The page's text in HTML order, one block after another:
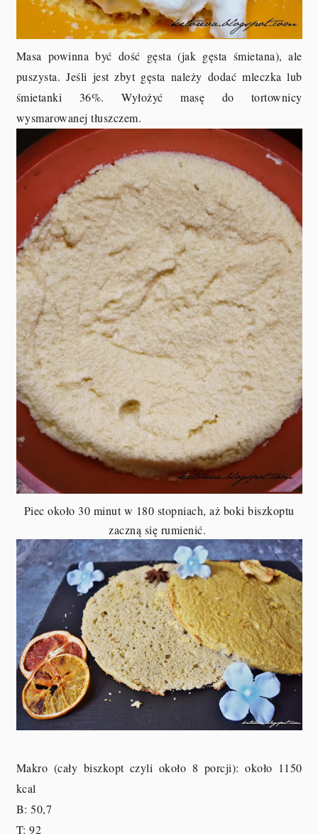
Masa powinna być dość gęsta (jak gęsta śmietana), ale
puszysta. Jeśli jest zbyt gęsta należy dodać mleczka lub
śmietanki 36%. Wyłożyć masę do tortownicy
wysmarowanej tłuszczem.
Piec około 30 minut w 180 stopniach, aż boki biszkoptu
zaczną się rumienić.
Makro (cały biszkopt czyli około 8 porcji): około 1150
kcal
B: 50,7
T: 92